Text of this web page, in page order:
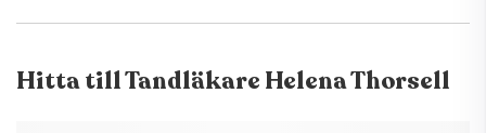
Hitta tillTandläkare Helena Thorsell